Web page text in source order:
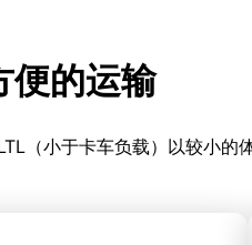
便的运输
（小于卡车负载）以较小的